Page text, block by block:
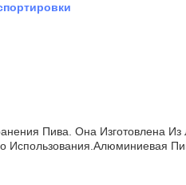
Пива. Она Изготовлена Из